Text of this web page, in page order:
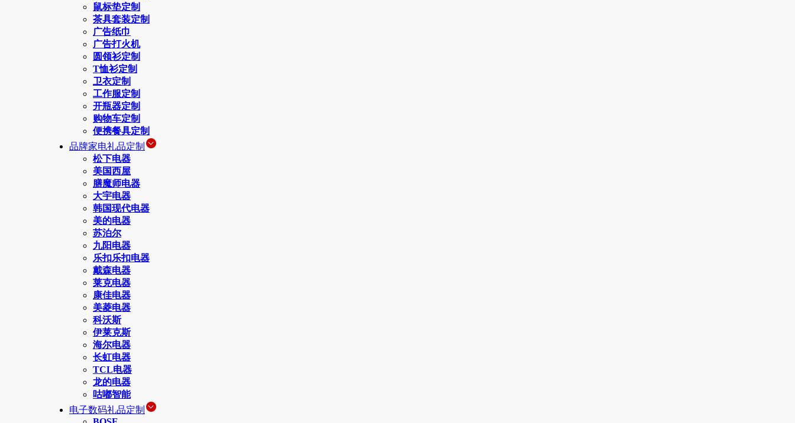
鼠标垫定制
茶具套装定制
广告纸巾
广告打火机
圆领衫定制
T恤衫定制
卫衣定制
工作服定制
开瓶器定制
购物车定制
便携餐具定制
品牌家电礼品定制
松下电器
美国西屋
膳魔师电器
大宇电器
韩国现代电器
美的电器
苏泊尔
九阳电器
乐扣乐扣电器
戴森电器
莱克电器
康佳电器
美菱电器
科沃斯
伊莱克斯
海尔电器
长虹电器
TCL电器
龙的电器
咕嘟智能
电子数码礼品定制